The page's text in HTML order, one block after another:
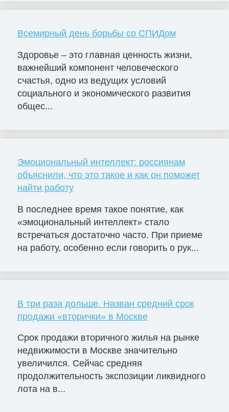
Всемирный день борьбы со СПИДом
Здоровье – это главная ценность жизни,
важнейший компонент человеческого
счастья, одно из ведущих условий
социального и экономического развития
общес...
Эмоциональный интеллект: россиянам
объяснили, что это такое и как он поможет
найти работу
В последнее время такое понятие, как
«эмоциональный интеллект» стало
встречаться достаточно часто. При приеме
на работу, особенно если говорить о рук...
В три раза дольше. Назван средний срок
продажи «вторички» в Москве
Срок продажи вторичного жилья на рынке
недвижимости в Москве значительно
увеличился. Сейчас средняя
продолжительность экспозиции ликвидного
лота на в...